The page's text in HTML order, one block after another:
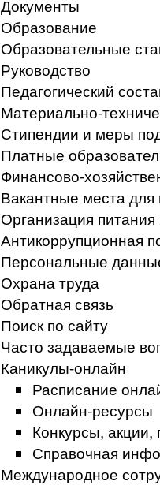
Документы
Образование
Образовательные
Руководство
Педагогический
Материально-
Стипендии и меры
Платные
Финансово-
Вакантные места
Организация
Антикоррупционная
Персональные
Охрана труда
Обратная связь
Поиск по сайту
Часто задаваемые
Каникулы-онлайн
Расписание
Онлайн-ресурсы
Конкурсы,
Справочная
Международное